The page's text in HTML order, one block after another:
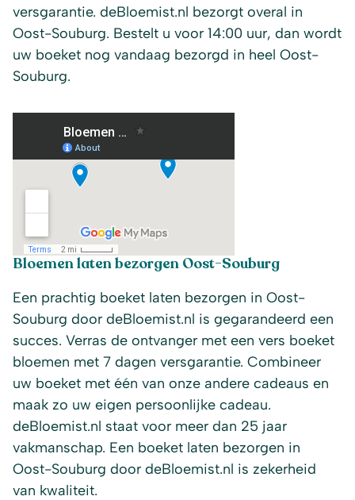
versgarantie. deBloemist.nl bezorgt overal in
Oost-Souburg. Bestelt u voor 14:00 uur, dan wordt
uw boeket nog vandaag bezorgd in heel Oost-
Souburg.
Bloemen laten bezorgen Oost-Souburg
Een prachtig boeket laten bezorgen in Oost-
Souburg door deBloemist.nl is gegarandeerd een
succes. Verras de ontvanger met een vers boeket
bloemen met 7 dagen versgarantie. Combineer
uw boeket met één van onze andere cadeaus en
maak zo uw eigen persoonlijke cadeau.
deBloemist.nl staat voor meer dan 25 jaar
vakmanschap. Een boeket laten bezorgen in
Oost-Souburg door deBloemist.nl is zekerheid
van kwaliteit.